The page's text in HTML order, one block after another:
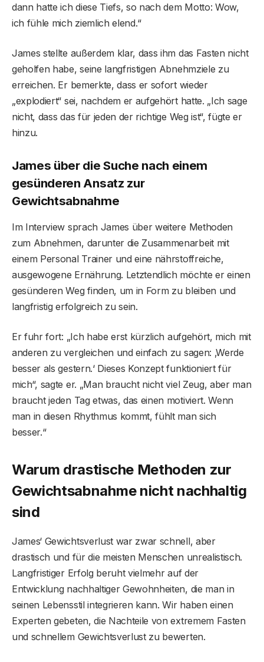
dann hatte ich diese Tiefs, so nach dem Motto: Wow,
ich fühle mich ziemlich elend.“
James stellte außerdem klar, dass ihm das Fasten nicht
geholfen habe, seine langfristigen Abnehmziele zu
erreichen. Er bemerkte, dass er sofort wieder
„explodiert“ sei, nachdem er aufgehört hatte. „Ich sage
nicht, dass das für jeden der richtige Weg ist“, fügte er
hinzu.
James über die Suche nach einem
gesünderen Ansatz zur
Gewichtsabnahme
Im Interview sprach James über weitere Methoden
zum Abnehmen, darunter die Zusammenarbeit mit
einem Personal Trainer und eine nährstoffreiche,
ausgewogene Ernährung. Letztendlich möchte er einen
gesünderen Weg finden, um in Form zu bleiben und
langfristig erfolgreich zu sein.
Er fuhr fort: „Ich habe erst kürzlich aufgehört, mich mit
anderen zu vergleichen und einfach zu sagen: ‚Werde
besser als gestern.‘ Dieses Konzept funktioniert für
mich“, sagte er. „Man braucht nicht viel Zeug, aber man
braucht jeden Tag etwas, das einen motiviert. Wenn
man in diesen Rhythmus kommt, fühlt man sich
besser.“
Warum drastische Methoden zur
Gewichtsabnahme nicht nachhaltig
sind
James‘ Gewichtsverlust war zwar schnell, aber
drastisch und für die meisten Menschen unrealistisch.
Langfristiger Erfolg beruht vielmehr auf der
Entwicklung nachhaltiger Gewohnheiten, die man in
seinen Lebensstil integrieren kann. Wir haben einen
Experten gebeten, die Nachteile von extremem Fasten
und schnellem Gewichtsverlust zu bewerten.